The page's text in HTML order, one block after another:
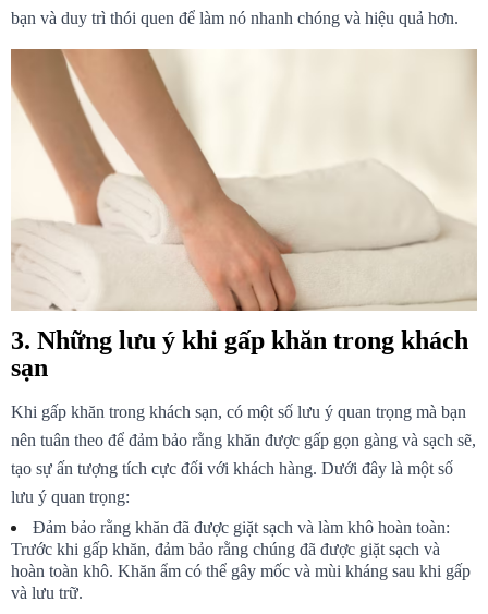
bạn và duy trì thói quen để làm nó nhanh chóng và hiệu quả hơn.
3. Những lưu ý khi gấp khăn trong khách
sạn
Khi gấp khăn trong khách sạn, có một số lưu ý quan trọng mà bạn
nên tuân theo để đảm bảo rằng khăn được gấp gọn gàng và sạch sẽ,
tạo sự ấn tượng tích cực đối với khách hàng. Dưới đây là một số
lưu ý quan trọng:
Đảm bảo rằng khăn đã được giặt sạch và làm khô hoàn toàn:
Trước khi gấp khăn, đảm bảo rằng chúng đã được giặt sạch và
hoàn toàn khô. Khăn ẩm có thể gây mốc và mùi kháng sau khi gấp
và lưu trữ.